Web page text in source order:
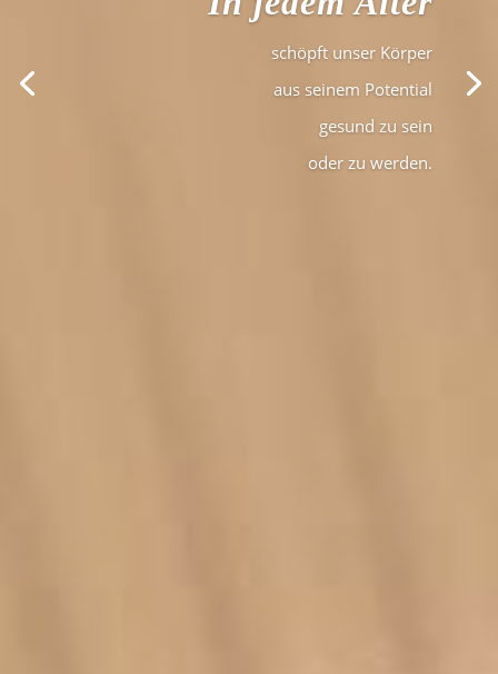
schöpft unser Körper
aus seinem Potential
gesund zu sein
oder zu werden.